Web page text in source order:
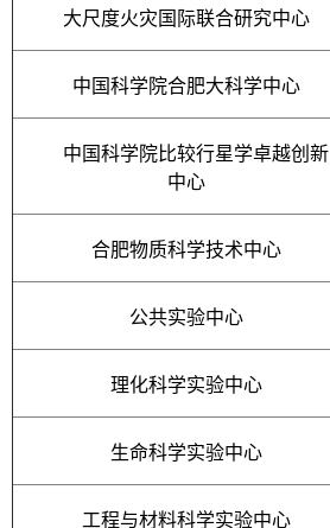
大尺度火灾国际联合研究中心
中国科学院合肥大科学中心
中国科学院比较行星学卓越创新
中心
合肥物质科学技术中心
公共实验中心
理化科学实验中心
生命科学实验中心
工程与材料科学实验中心